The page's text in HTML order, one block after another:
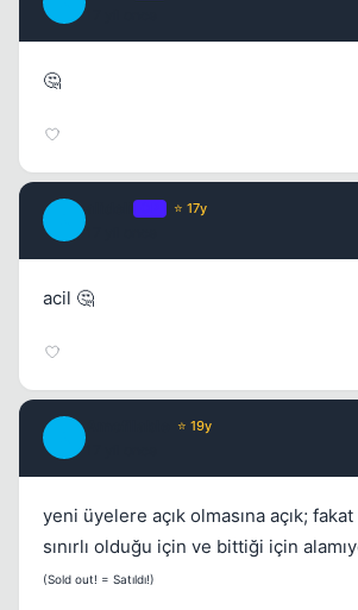
🤔
⭐ 17y
acil 🤔
⭐ 19y
yeni üyelere açık olmasına açık;
sınırlı olduğu için ve bittiği için
(Sold out! = Satıldı!)